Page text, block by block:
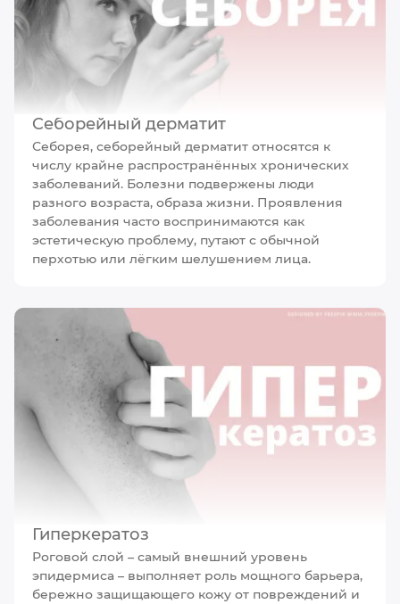
Cеборейный дерматит
Себорея, себорейный дерматит относятся к
числу крайне распространённых хронических
заболеваний. Болезни подвержены люди
разного возраста, образа жизни. Проявления
заболевания часто воспринимаются как
эстетическую проблему, путают с обычной
перхотью или лёгким шелушением лица.
Гиперкератоз
Роговой слой – самый внешний уровень
эпидермиса – выполняет роль мощного барьера,
бережно защищающего кожу от повреждений и